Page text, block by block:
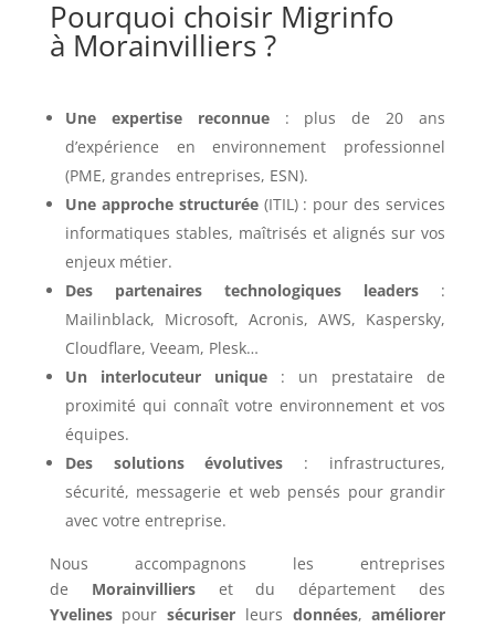
Pourquoi choisir Migrinfo
à Morainvilliers ?
Une expertise reconnue: plus de 20 ans
d’expérience en environnement professionnel
(PME, grandes entreprises, ESN).
Une approche structurée(ITIL) : pour des services
informatiques stables, maîtrisés et alignés sur vos
enjeux métier.
Des partenaires technologiques leaders :
Mailinblack, Microsoft, Acronis, AWS, Kaspersky,
Cloudflare, Veeam, Plesk…
Un interlocuteur unique: un prestataire de
proximité qui connaît votre environnement et vos
équipes.
Des solutions évolutives : infrastructures,
sécurité, messagerie et web pensés pour grandir
avec votre entreprise.
Nous accompagnons les entreprises
de Morainvillierset du département des
Yvelinespoursécuriser leurs données,améliorer